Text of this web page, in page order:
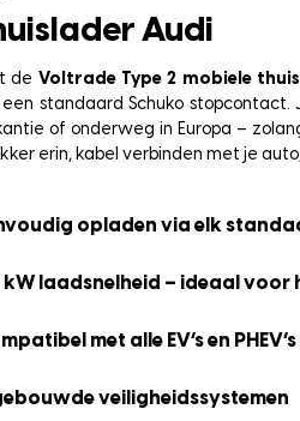
Audi
de Voltrade Type 2 mobiele
standaard Schuko stopcontact.
of onderweg in Europa –
erin, kabel verbinden met je
opladen via elk
kW laadsnelheid – ideaal voor
met alle EV’s en
veiligheidssystemen